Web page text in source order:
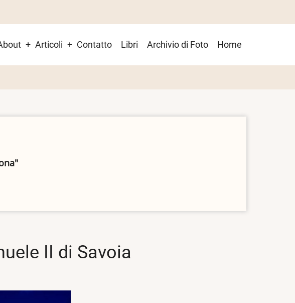
Articoli Contatto Libri Archivio di Foto Home
II di Savoia